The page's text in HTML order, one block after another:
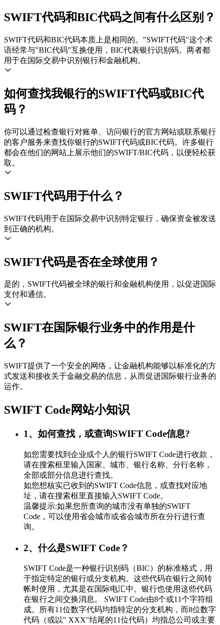
SWIFT代码和BIC代码之间有什么区别？
SWIFT代码和BIC代码本质上是相同的。"SWIFT代码"这个术
语经常与"BIC代码"互换使用，BIC代表银行识别码。两者都
用于在国际交易中识别银行和金融机构。
如何查找我银行的SWIFT代码或BIC代
码？
你可以通过检查银行对账单、访问银行的官方网站或联系银行
的客户服务来查找你银行的SWIFT代码或BIC代码。许多银行
都会在他们的网站上展示他们的SWIFT/BIC代码，以便轻松获
取。
SWIFT代码用于什么？
SWIFT代码用于在国际交易中识别特定银行，确保资金被发送
到正确的机构。
SWIFT代码是否在全球使用？
是的，SWIFT代码被全球的银行和金融机构使用，以促进国际
支付和通信。
SWIFT在国际银行业务中的作用是什
么？
SWIFT提供了一个安全的网络，让金融机构能够以标准化的方
式发送和接收关于金融交易的信息，从而促进国际银行业务的
运作。
SWIFT Code网站小知识
1、如何查找，或查询SWIFT Code信息?
如您需要找到企业或个人的银行SWIFT Code进行收款，
请在搜索框里输入国家、城市、银行名称、分行名称，
全部或部分信息进行查找。
如您想核实已收到的SWIFT Code信息，或查找对应地
址，请在搜索框里直接输入SWIFT Code。
温馨提示:如果您所查询的城市没有单独的SWIFT
Code，可以使用省会城市或省会城市所在分行进行查
询。
2、什么是SWIFT Code？
SWIFT Code是一种银行识别码（BIC）的标准格式，用
于指定特定的银行或分支机构。这些代码在银行之间转
帐时使用，尤其是在国际电汇中。银行也使用这些代码
在银行之间交换消息。 SWIFT Code由8个或11个字符组
成。所有11位数字代码均指特定的分支机构，而8位数字
代码（或以" XXX"结尾的11位代码）均指总公司或主要